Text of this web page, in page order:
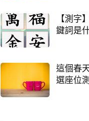
【測字
鍵詞是
這個春
選座位